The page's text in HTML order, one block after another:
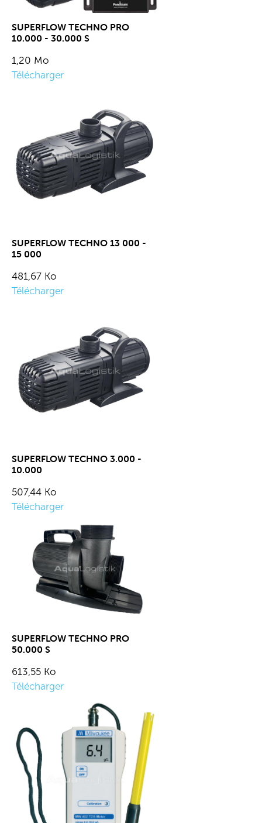
SUPERFLOW TECHNO PRO
10.000 - 30.000 S
1,20 Mo
Télécharger
SUPERFLOW TECHNO 13 000 -
15 000
481,67 Ko
Télécharger
SUPERFLOW TECHNO 3.000 -
10.000
507,44 Ko
Télécharger
SUPERFLOW TECHNO PRO
50.000 S
613,55 Ko
Télécharger